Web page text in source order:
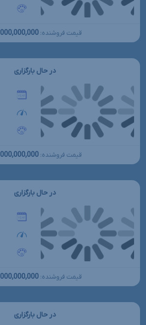
قیمت فروشنده: 000,000,000
در حال بارگزاری
قیمت فروشنده: 000,000,000
در حال بارگزاری
قیمت فروشنده: 000,000,000
در حال بارگزاری